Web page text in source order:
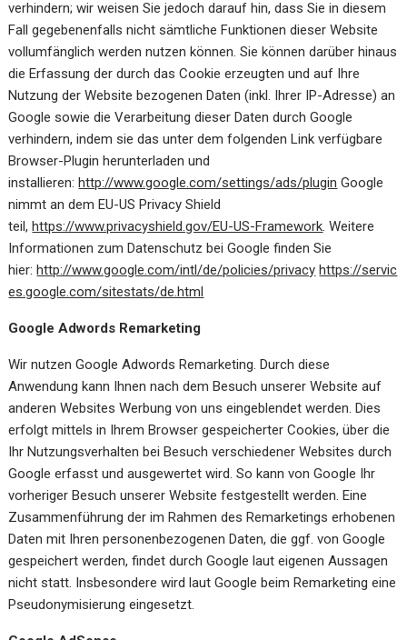
verhindern; wir weisen Sie jedoch darauf hin, dass Sie in diesem
Fall gegebenenfalls nicht sämtliche Funktionen dieser Website
vollumfänglich werden nutzen können. Sie können darüber hinaus
die Erfassung der durch das Cookie erzeugten und auf Ihre
Nutzung der Website bezogenen Daten (inkl. Ihrer IP-Adresse) an
Google sowie die Verarbeitung dieser Daten durch Google
verhindern, indem sie das unter dem folgenden Link verfügbare
Browser-Plugin herunterladen und
installieren:http://www.google.com/settings/ads/plugin Google
nimmt an dem EU-US Privacy Shield
teil,https://www.privacyshield.gov/EU-US-Framework. Weitere
Informationen zum Datenschutz bei Google finden Sie
hier:http://www.google.com/intl/de/policies/privacy https://servic
es.google.com/sitestats/de.html
Google Adwords Remarketing
Wir nutzen Google Adwords Remarketing. Durch diese
Anwendung kann Ihnen nach dem Besuch unserer Website auf
anderen Websites Werbung von uns eingeblendet werden. Dies
erfolgt mittels in Ihrem Browser gespeicherter Cookies, über die
Ihr Nutzungsverhalten bei Besuch verschiedener Websites durch
Google erfasst und ausgewertet wird. So kann von Google Ihr
vorheriger Besuch unserer Website festgestellt werden. Eine
Zusammenführung der im Rahmen des Remarketings erhobenen
Daten mit Ihren personenbezogenen Daten, die ggf. von Google
gespeichert werden, findet durch Google laut eigenen Aussagen
nicht statt. Insbesondere wird laut Google beim Remarketing eine
Pseudonymisierung eingesetzt.